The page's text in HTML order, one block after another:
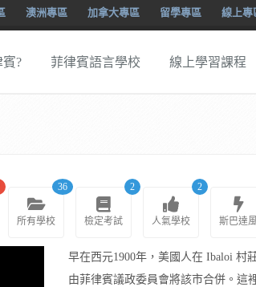
澳洲專區 加拿大專區 留學專區 線上專
? 菲律賓語言學校 線上學習課程
所有學校
36
檢定考試
2
人氣學校
2
斯巴達
早在西元1900年，美國人在 Ibaloi 村
由菲律賓議政委員會將該市合併。這